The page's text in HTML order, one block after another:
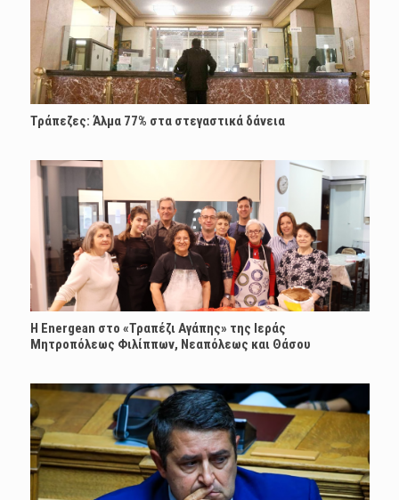
Τράπεζες: Άλμα 77% στα στεγαστικά δάνεια
H Energean στο «Τραπέζι Αγάπης» της Ιεράς
Μητροπόλεως Φιλίππων, Νεαπόλεως και Θάσου